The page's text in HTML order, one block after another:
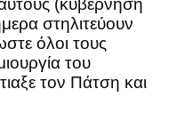
(κυβέρνηση
στηλιτεύουν
όλοι τους
του
τον Πάτση και